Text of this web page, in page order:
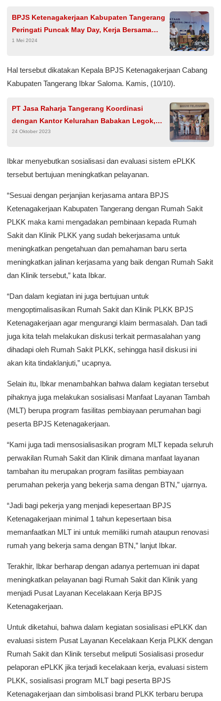
BPJS Ketenagakerjaan Kabupaten Tangerang
Peringati Puncak May Day, Kerja Bersama
Wujudkan Pekerja yang Kompeten
1 Mei 2024
Hal tersebut dikatakan Kepala BPJS Ketenagakerjaan Cabang
Kabupaten Tangerang Ibkar Saloma. Kamis, (10/10).
PT Jasa Raharja Tangerang Koordinasi
dengan Kantor Kelurahan Babakan Legok,
Terkait Pergub Nomor 21 Tahun 2023
24 Oktober 2023
Ibkar menyebutkan sosialisasi dan evaluasi sistem ePLKK
tersebut bertujuan meningkatkan pelayanan.
“Sesuai dengan perjanjian kerjasama antara BPJS
Ketenagakerjaan Kabupaten Tangerang dengan Rumah Sakit
PLKK maka kami mengadakan pembinaan kepada Rumah
Sakit dan Klinik PLKK yang sudah bekerjasama untuk
meningkatkan pengetahuan dan pemahaman baru serta
meningkatkan jalinan kerjasama yang baik dengan Rumah Sakit
dan Klinik tersebut,” kata Ibkar.
“Dan dalam kegiatan ini juga bertujuan untuk
mengoptimalisasikan Rumah Sakit dan Klinik PLKK BPJS
Ketenagakerjaan agar mengurangi klaim bermasalah. Dan tadi
juga kita telah melakukan diskusi terkait permasalahan yang
dihadapi oleh Rumah Sakit PLKK, sehingga hasil diskusi ini
akan kita tindaklanjuti,” ucapnya.
Selain itu, Ibkar menambahkan bahwa dalam kegiatan tersebut
pihaknya juga melakukan sosialisasi Manfaat Layanan Tambah
(MLT) berupa program fasilitas pembiayaan perumahan bagi
peserta BPJS Ketenagakerjaan.
“Kami juga tadi mensosialisasikan program MLT kepada seluruh
perwakilan Rumah Sakit dan Klinik dimana manfaat layanan
tambahan itu merupakan program fasilitas pembiayaan
perumahan pekerja yang bekerja sama dengan BTN,” ujarnya.
“Jadi bagi pekerja yang menjadi kepesertaan BPJS
Ketenagakerjaan minimal 1 tahun kepesertaan bisa
memanfaatkan MLT ini untuk memiliki rumah ataupun renovasi
rumah yang bekerja sama dengan BTN,” lanjut Ibkar.
Terakhir, Ibkar berharap dengan adanya pertemuan ini dapat
meningkatkan pelayanan bagi Rumah Sakit dan Klinik yang
menjadi Pusat Layanan Kecelakaan Kerja BPJS
Ketenagakerjaan.
Untuk diketahui, bahwa dalam kegiatan sosialisasi ePLKK dan
evaluasi sistem Pusat Layanan Kecelakaan Kerja PLKK dengan
Rumah Sakit dan Klinik tersebut meliputi Sosialisasi prosedur
pelaporan ePLKK jika terjadi kecelakaan kerja, evaluasi sistem
PLKK, sosialisasi program MLT bagi peserta BPJS
Ketenagakerjaan dan simbolisasi brand PLKK terbaru berupa